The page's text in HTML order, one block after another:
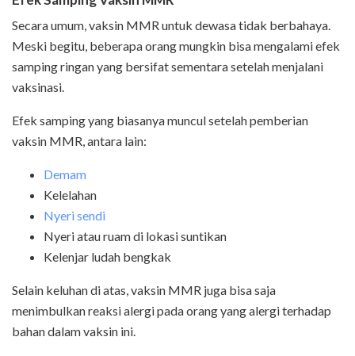
Secara umum, vaksin MMR untuk dewasa tidak berbahaya.
Meski begitu, beberapa orang mungkin bisa mengalami efek
samping ringan yang bersifat sementara setelah menjalani
vaksinasi.
Efek samping yang biasanya muncul setelah pemberian
vaksin MMR, antara lain:
Demam
Kelelahan
Nyeri sendi
Nyeri atau ruam di lokasi suntikan
Kelenjar ludah bengkak
Selain keluhan di atas, vaksin MMR juga bisa saja
menimbulkan reaksi alergi pada orang yang alergi terhadap
bahan dalam vaksin ini.